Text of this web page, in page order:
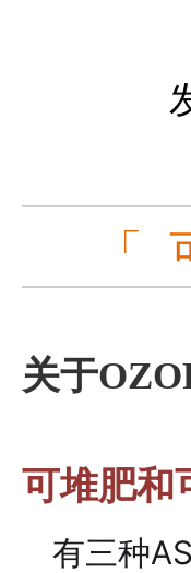
「
关于
可堆肥
有三种